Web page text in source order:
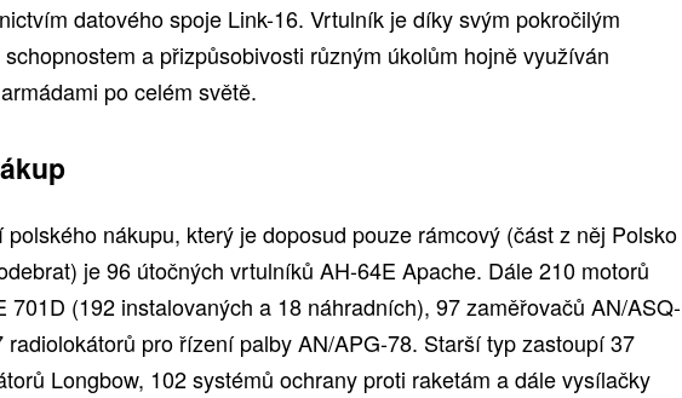
datového spoje Link-16. Vrtulník je díky svým pokročilým
a přizpůsobivosti různým úkolům hojně využíván
po celém světě.
polského nákupu, který je doposud pouze rámcový (část z něj Polsko
je 96 útočných vrtulníků AH-64E Apache. Dále 210 motorů
701D (192 instalovaných a 18 náhradních), 97 zaměřovačů AN/ASQ-
radiolokátorů pro řízení palby AN/APG-78. Starší typ zastoupí 37
Longbow, 102 systémů ochrany proti raketám a dále vysílačky